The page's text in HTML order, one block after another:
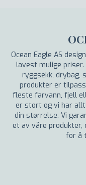
Ocean Eagle AS
lavest mulige
ryggsekk, drybag,
produkter er
fleste farvann, fjell
er stort og vi har
din størrelse. Vi
et av våre
for å